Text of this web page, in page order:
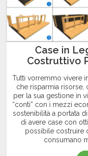
Case in
Costruttivo
Tutti vorremmo vivere
che risparmia
per la sua gestione in
“conti” con i mezzi
sostenibilità a portata
di avere case con
possibile costruire
consumano